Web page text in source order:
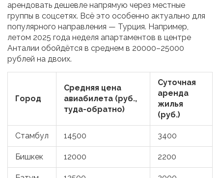
арендовать дешевле напрямую через местные
группы в соцсетях. Всё это особенно актуально для
популярного направления — Турция. Например,
летом 2025 года неделя апартаментов в центре
Анталии обойдётся в среднем в 20000–25000
рублей на двоих.
Город
Средняя цена
авиабилета (руб.,
туда-обратно)
Суточная
аренда
жилья
(руб.)
Стамбул 14500 3400
Бишкек 12000 2200